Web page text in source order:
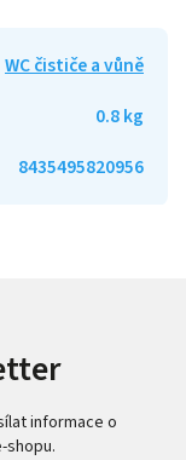
WC čističe a vůně
0.8 kg
8435495820956
informace o
shopu.